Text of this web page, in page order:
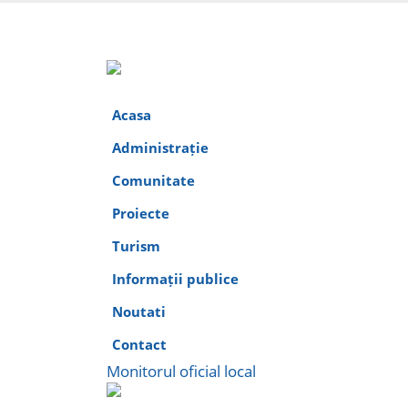
Acasa
Administrație
Comunitate
Proiecte
Turism
Informații publice
Noutati
Contact
Monitorul oficial local